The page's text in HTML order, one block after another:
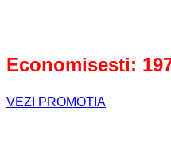
Economisesti:
VEZI PROMOTIA